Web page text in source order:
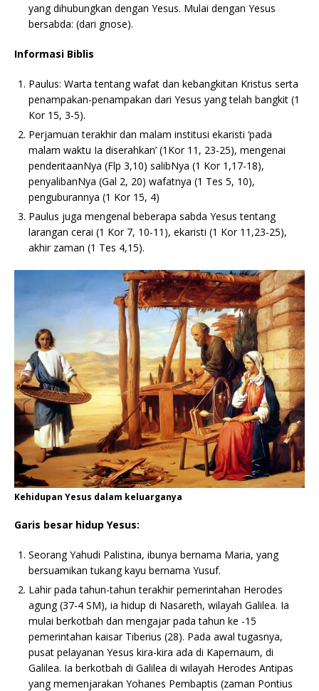
yang dihubungkan dengan Yesus. Mulai dengan Yesus
bersabda: (dari gnose).
Informasi Biblis
Paulus: Warta tentang wafat dan kebangkitan Kristus serta
penampakan-penampakan dari Yesus yang telah bangkit (1
Kor 15, 3-5).
Perjamuan terakhir dan malam institusi ekaristi ‘pada
malam waktu Ia diserahkan’ (1Kor 11, 23-25), mengenai
penderitaanNya (Flp 3,10) salibNya (1 Kor 1,17-18),
penyalibanNya (Gal 2, 20) wafatnya (1 Tes 5, 10),
penguburannya (1 Kor 15, 4)
Paulus juga mengenal beberapa sabda Yesus tentang
larangan cerai (1 Kor 7, 10-11), ekaristi (1 Kor 11,23-25),
akhir zaman (1 Tes 4,15).
Kehidupan Yesus dalam keluarganya
Garis besar hidup Yesus:
Seorang Yahudi Palistina, ibunya bernama Maria, yang
bersuamikan tukang kayu bernama Yusuf.
Lahir pada tahun-tahun terakhir pemerintahan Herodes
agung (37-4 SM), ia hidup di Nasareth, wilayah Galilea. Ia
mulai berkotbah dan mengajar pada tahun ke -15
pemerintahan kaisar Tiberius (28). Pada awal tugasnya,
pusat pelayanan Yesus kira-kira ada di Kapernaum, di
Galilea. Ia berkotbah di Galilea di wilayah Herodes Antipas
yang memenjarakan Yohanes Pembaptis (zaman Pontius